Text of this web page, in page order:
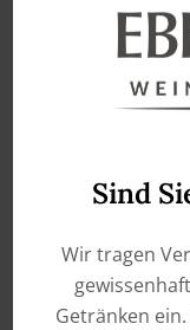
Sind
Wir tragen
Getränken
„Seit Beginn des
Kloster
Dr. Peter-Josef
haben es sich
des Ebernacher
zurück, im Jahr